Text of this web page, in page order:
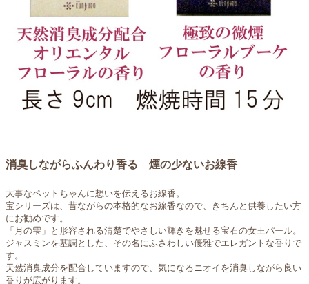
消臭しながらふんわり香る 煙の少ないお線香
大事なペットちゃんに想いを伝えるお線香。
宝シリーズは、昔ながらの本格的なお線香なので、きちんと供養したい方
にお勧めです。
「月の雫」と形容される清楚でやさしい輝きを魅せる宝石の女王パール。
ジャスミンを基調とした、その名にふさわしい優雅でエレガントな香りで
す。
天然消臭成分を配合していますので、気になるニオイを消臭しながら良い
香りが広がります。